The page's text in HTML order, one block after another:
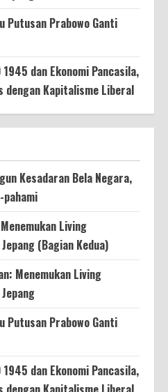
Putusan Prabowo Ganti
dan Ekonomi Pancasila,
dengan Kapitalisme Liberal
Kesadaran Bela Negara,
pahami
Living
(Bagian Kedua)
Menemukan Living
Putusan Prabowo Ganti
dan Ekonomi Pancasila,